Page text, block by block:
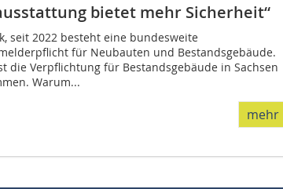
bietet mehr Sicherheit“
seit 2022 besteht eine bundesweite
für Neubauten und Bestandsgebäude.
die Verpflichtung für Bestandsgebäude in Sachsen
Warum...
mehr